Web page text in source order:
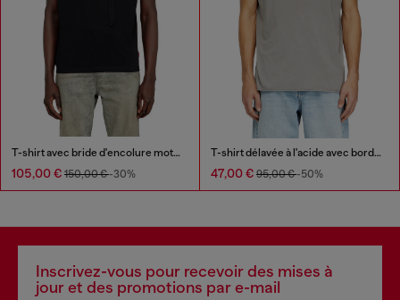
T-shirt avec bride d'encolure motard
105,00 € 150,00 €-30%
T-shirt délavée à l'acide avec bords bruts
47,00 € 95,00 €-50%
Inscrivez-vous pour recevoir des mises à
jour et des promotions par e-mail